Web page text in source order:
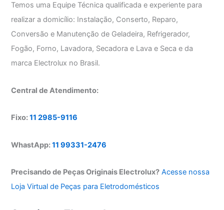
Temos uma Equipe Técnica qualificada e experiente para
realizar a domicílio: Instalação, Conserto, Reparo,
Conversão e Manutenção de Geladeira, Refrigerador,
Fogão, Forno, Lavadora, Secadora e Lava e Seca e da
marca Electrolux no Brasil.
Central de Atendimento:
Fixo:11 2985-9116
WhastApp:11 99331-2476
Precisando de Peças Originais Electrolux? Acesse nossa
Loja Virtual de Peças para Eletrodomésticos